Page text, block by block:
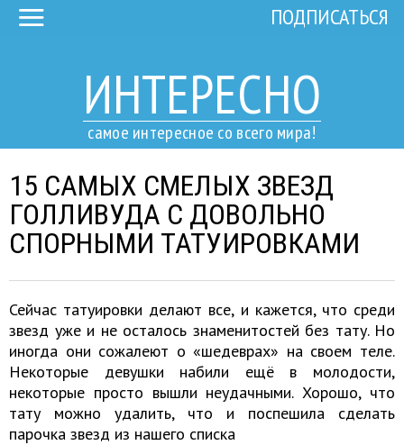
ИНТЕРЕСНО
самое интересное со всего мира!
ПОДПИСАТЬСЯ
15 САМЫХ СМЕЛЫХ ЗВЕЗД
ГОЛЛИВУДА С ДОВОЛЬНО
СПОРНЫМИ ТАТУИРОВКАМИ
Сейчас татуировки делают все, и кажется, что среди
звезд уже и не осталось знаменитостей без тату. Но
иногда они сожалеют о «шедеврах» на своем теле.
Некоторые девушки набили ещё в молодости,
некоторые просто вышли неудачными. Хорошо, что
тату можно удалить, что и поспешила сделать
парочка звезд из нашего списка